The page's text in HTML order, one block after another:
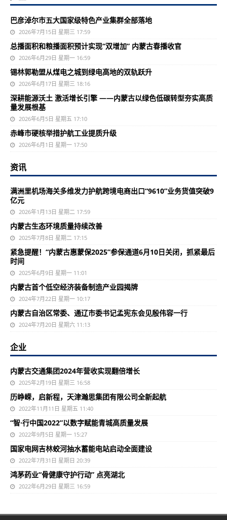
巴彦淖尔市五大国家级特色产业集群全部落地
2026年7月15日 星期三 17:59
总播面积和粮播面积预计实现“双增加” 内蒙古春播收官
2026年6月29日 星期一 16:59
锡林郭勒盟从煤电之城到绿电高地的双轨跃升
2026年6月17日 星期三 18:16
深耕能源沃土 激活增长引擎 ——内蒙古以绿色低碳转型夯实高质
量发展根基
2026年6月5日 星期五 17:10
赤峰市硬核举措护航工业提质升级
2026年6月1日 星期一 17:50
资讯
满洲里机场海关多维发力护航跨境电商出口“9610”业务货值突破9
亿元
2026年1月13日 星期二 17:59
内蒙古生态环境质量持续改善
2025年7月8日 星期二 17:15
紧急提醒！“内蒙古惠蒙保2025”参保通道6月10日关闭，抓紧最后
时间
2025年6月9日 星期一 11:01
内蒙古首个低空经济装备制造产业园揭牌
2024年7月22日 星期一 10:17
内蒙古自治区常委、通辽市委书记孟宪东会见殷伟容一行
2024年7月20日 星期六 11:13
企业
内蒙古交通集团2024年营收实现翻倍增长
2025年2月19日 星期三 16:58
历峥嵘，启新程，天津瀚思集团有限公司全新起航
2022年11月11日 星期五 11:40
“智·行中国2022”以数字赋能青城高质量发展
2022年9月5日 星期一 15:27
国家电网吉林蛟河抽水蓄能电站启动全面建设
2022年7月31日 星期日 20:39
鸿茅药业“骨健康守护行动” 点亮湖北
2022年6月29日 星期三 16:59